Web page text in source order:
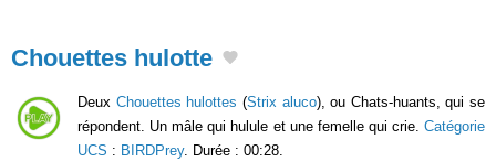
Chouettes hulotte
Deux Chouettes hulottes (Strix aluco), ou Chats-huants, qui se
répondent. Un mâle qui hulule et une femelle qui crie. Catégorie
UCS : BIRDPrey. Durée : 00:28.